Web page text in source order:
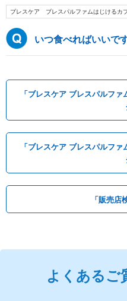
ブレスケア ブレスパルファムはじけるカ
いつ食べればいいで
「ブレスケア ブレスパルフ
「ブレスケア ブレスパルフ
「販売店
よくあるご